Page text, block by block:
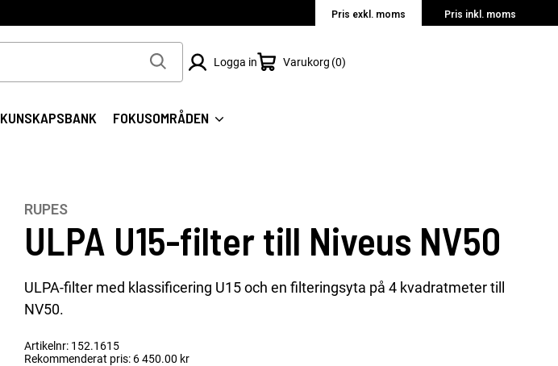
Pris exkl. moms Pris inkl. moms
Logga in Varukorg 0
KUNSKAPSBANK FOKUSOMRÅDEN
RUPES
ULPA U15-filter till Niveus NV50
ULPA-filter med klassificering U15 och en filteringsyta på 4 kvadratmeter till
NV50.
Artikelnr: 152.1615
Rekommenderat pris: 6 450.00 kr